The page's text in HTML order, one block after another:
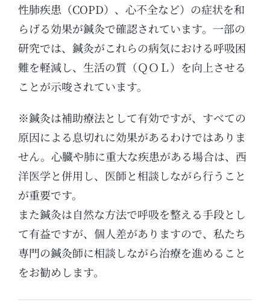
性肺疾患（COPD）、心不全など）の症状を和
らげる効果が鍼灸で確認されています。一部の
研究では、鍼灸がこれらの病気における呼吸困
難を軽減し、生活の質（ＱＯＬ）を向上させる
ことが示唆されています。
※鍼灸は補助療法として有効ですが、すべての
原因による息切れに効果があるわけではありま
せん。心臓や肺に重大な疾患がある場合は、西
洋医学と併用し、医師と相談しながら行うこと
が重要です。
また鍼灸は自然な方法で呼吸を整える手段とし
て有益ですが、個人差がありますので、私たち
専門の鍼灸師に相談しながら治療を進めること
をお勧めします。